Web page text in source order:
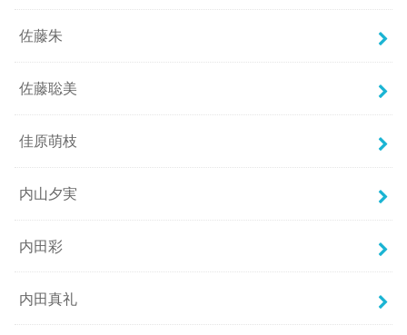
佐藤朱
佐藤聡美
佳原萌枝
内山夕実
内田彩
内田真礼